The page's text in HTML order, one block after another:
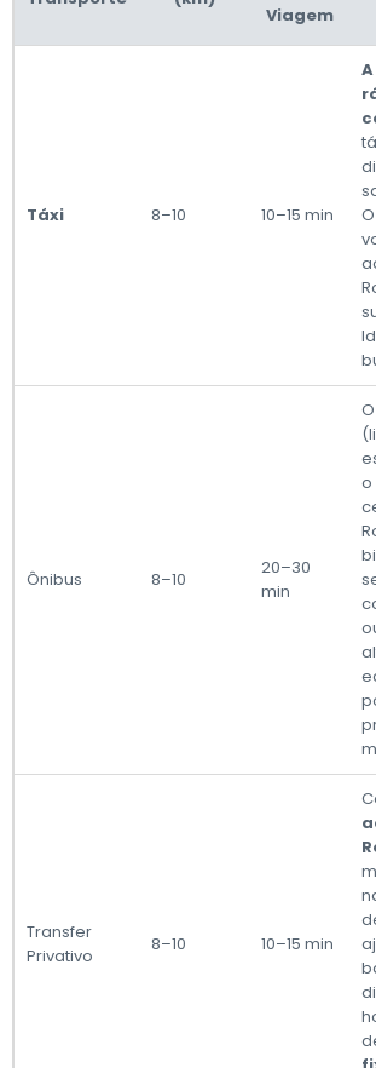
Viagem
Táxi 8–10 10–15 min
Ônibus 8–10
20–30
min
o
Transfer
Privativo
8–10 10–15 min